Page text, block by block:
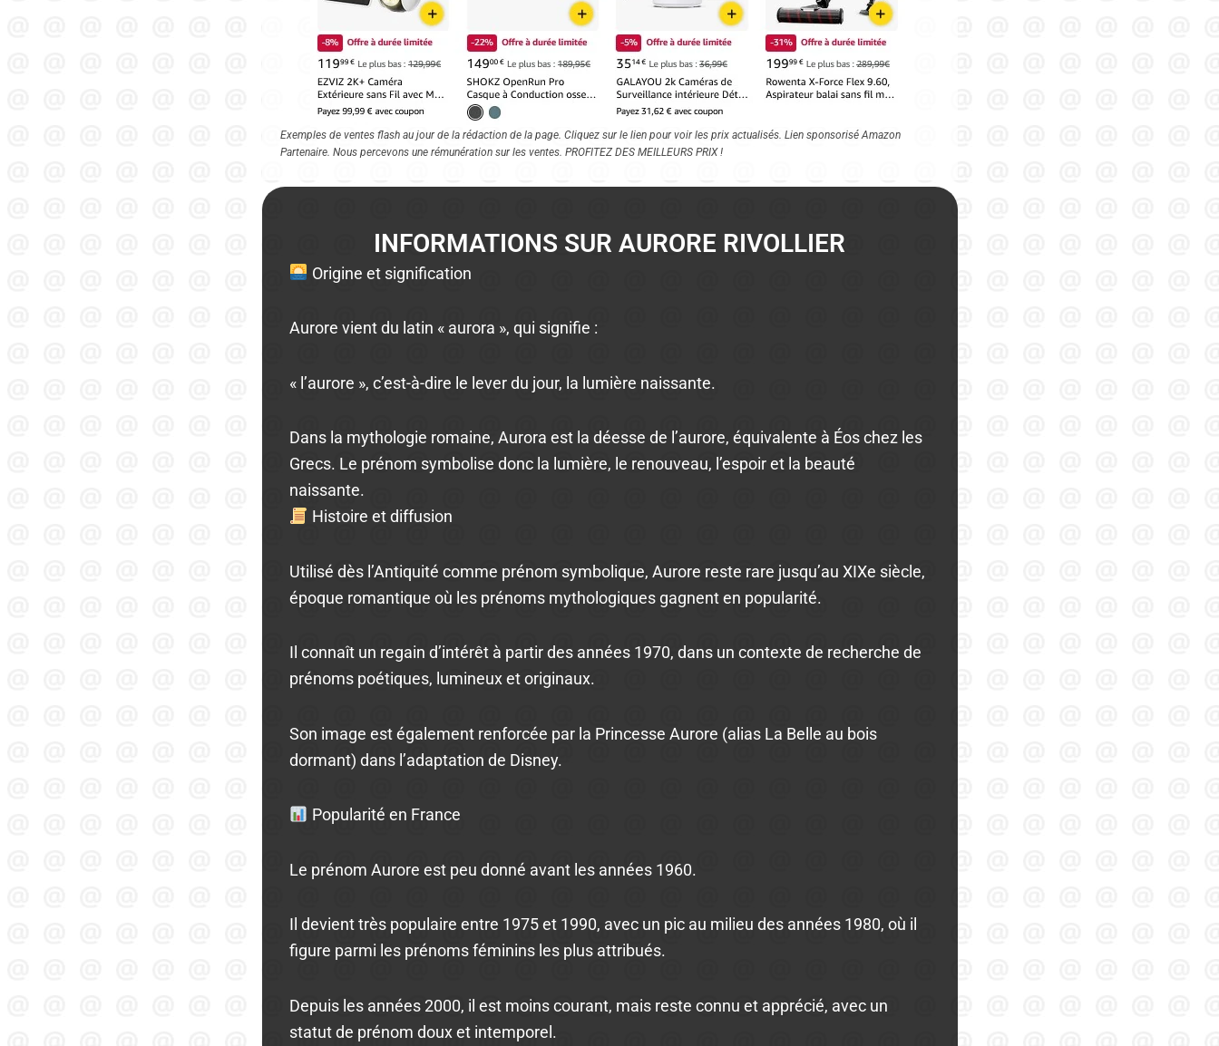
Exemples de ventes flash au jour de la rédaction de la page. Cliquez sur le lien pour voir les prix actualisés. Lien sponsorisé Amazon
Partenaire. Nous percevons une rémunération sur les ventes. PROFITEZ DES MEILLEURS PRIX !
INFORMATIONS SUR AURORE RIVOLLIER
Origine et signification
Aurore vient du latin « aurora », qui signifie :
« l’aurore », c’est-à-dire le lever du jour, la lumière naissante.
Dans la mythologie romaine, Aurora est la déesse de l’aurore, équivalente à Éos chez les
Grecs. Le prénom symbolise donc la lumière, le renouveau, l’espoir et la beauté
naissante.
Histoire et diffusion
Utilisé dès l’Antiquité comme prénom symbolique, Aurore reste rare jusqu’au XIXe siècle,
époque romantique où les prénoms mythologiques gagnent en popularité.
Il connaît un regain d’intérêt à partir des années 1970, dans un contexte de recherche de
prénoms poétiques, lumineux et originaux.
Son image est également renforcée par la Princesse Aurore (alias La Belle au bois
dormant) dans l’adaptation de Disney.
Popularité en France
Le prénom Aurore est peu donné avant les années 1960.
Il devient très populaire entre 1975 et 1990, avec un pic au milieu des années 1980, où il
figure parmi les prénoms féminins les plus attribués.
Depuis les années 2000, il est moins courant, mais reste connu et apprécié, avec un
statut de prénom doux et intemporel.